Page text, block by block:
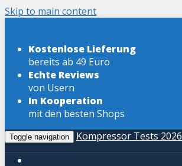
Skip to main content
Kostenlose Lieferung
bereits ab 49 Euro
Echte Reviews
von Usern
In Kooperation
mit den besten Shops
Toggle navigation Kompressor Tests 2026